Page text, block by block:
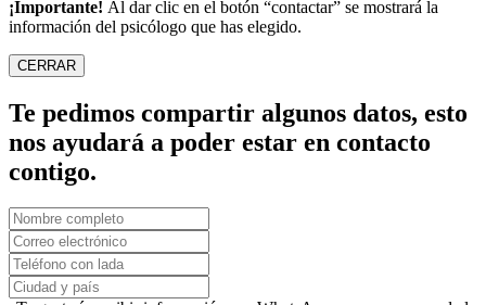
¡Importante! Al dar clic en el botón “contactar” se mostrará la
información del psicólogo que has elegido.
CERRAR
Te pedimos compartir algunos datos, esto
nos ayudará a poder estar en contacto
contigo.